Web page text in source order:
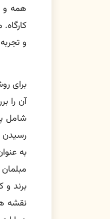
همه و
و
برای
آن را
شامل
رسیدن
به
برند
نقشه